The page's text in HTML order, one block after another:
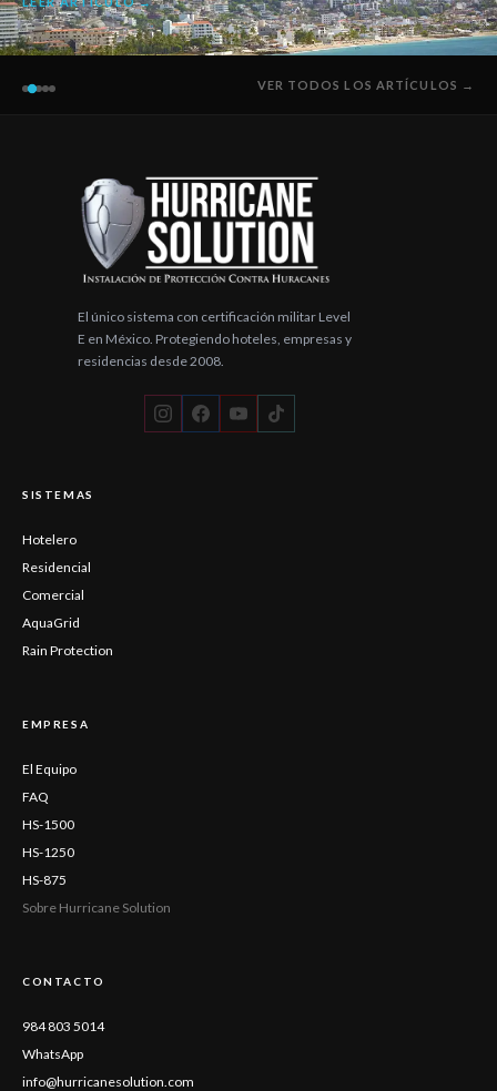
VER TODOS LOS ARTÍCULOS →
El único sistema con certificación militar Level
E en México. Protegiendo hoteles, empresas y
residencias desde 2008.
SISTEMAS
Hotelero
Residencial
Comercial
AquaGrid
Rain Protection
EMPRESA
El Equipo
FAQ
HS-1500
HS-1250
HS-875
Sobre Hurricane Solution
CONTACTO
984 803 5014
WhatsApp
info@hurricanesolution.com